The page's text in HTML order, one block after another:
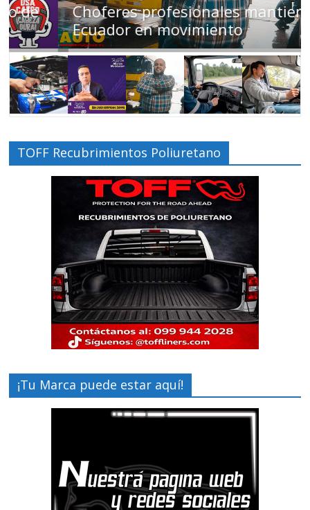
Choferes profesionales mantienen a
Ecuador en movimiento
TOFF Recubrimientos Poliuretano
¡Tu Marca puede estar aquí!